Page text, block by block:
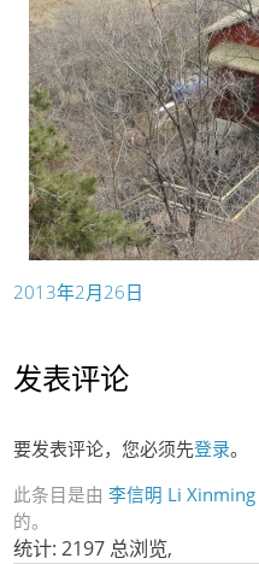
2013年2月26日
发表评论
要发表评论，您必须先登录。
此条目是由李信明 Li Xinming
的。
统计: 2197 总浏览,